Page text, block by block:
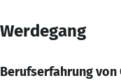
Werdegang
Berufserfahrung von